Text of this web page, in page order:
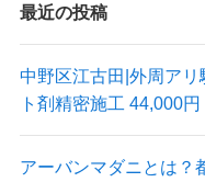
最近の投稿
中野区江古田|外周ア
ト剤精密施工 44,000円
アーバンマダニとは？